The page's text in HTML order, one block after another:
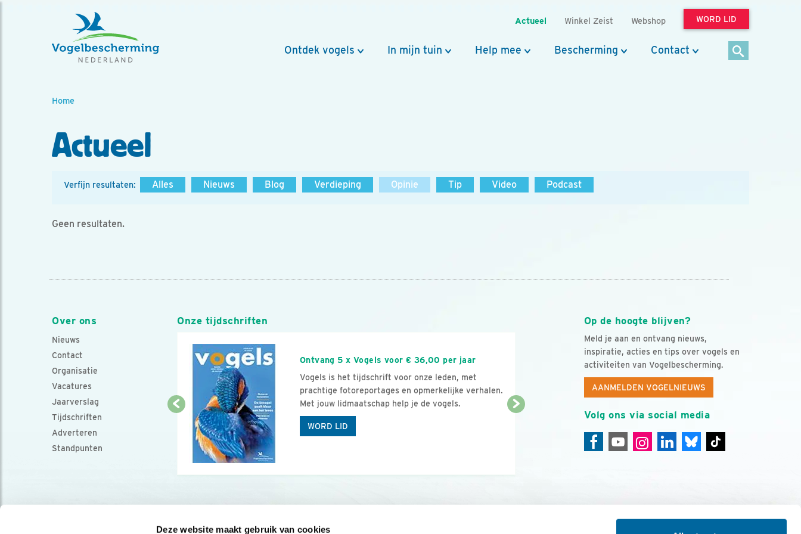
Deze website maakt gebruik van cookies
Actueel Winkel Zeist Webshop WORD LID
Ontdek vogels In mijn tuin Help mee Bescherming Contact
Home
Actueel
Verfijn resultaten: Alles Nieuws Blog Verdieping Opinie Tip Video Podcast
Geen resultaten.
Over ons
Nieuws
Contact
Organisatie
Vacatures
Jaarverslag
Tijdschriften
Adverteren
Standpunten
Op de hoogte blijven?
Meld je aan en ontvang nieuws,
inspiratie, acties en tips over vogels en
activiteiten van Vogelbescherming.
AANMELDEN VOGELNIEUWS
Volg ons via social media
Onze tijdschriften
Ontvang 5 x Vogels voor € 36,00 per jaar
Vogels is het tijdschrift voor onze leden, met
prachtige fotoreportages en opmerkelijke verhalen.
Met jouw lidmaatschap help je de vogels.
WORD LID